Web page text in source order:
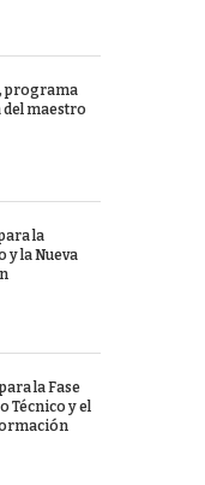
programa
maestro
la
y la Nueva
la Fase
Técnico y el